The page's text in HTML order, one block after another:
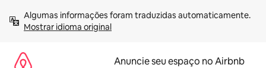
para
Mostrar idioma original
Anuncie seu espaço no Airbnb